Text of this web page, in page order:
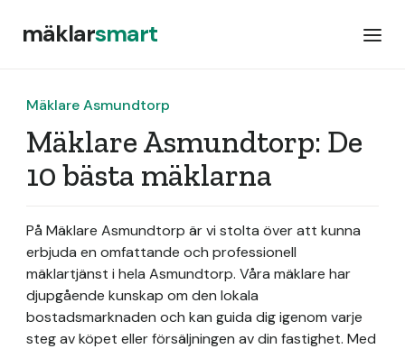
mäklarsmart
Mäklare Asmundtorp
Mäklare Asmundtorp: De
10 bästa mäklarna
På Mäklare Asmundtorp är vi stolta över att kunna
erbjuda en omfattande och professionell
mäklartjänst i hela Asmundtorp. Våra mäklare har
djupgående kunskap om den lokala
bostadsmarknaden och kan guida dig igenom varje
steg av köpet eller försäljningen av din fastighet. Med